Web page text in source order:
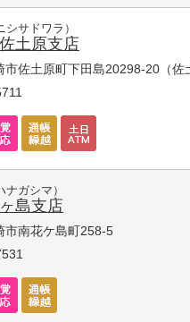
シサドワラ）
土原支店
市佐土原町下田島20298-20（佐
ナガシマ）
島支店
市南花ケ島町258-5